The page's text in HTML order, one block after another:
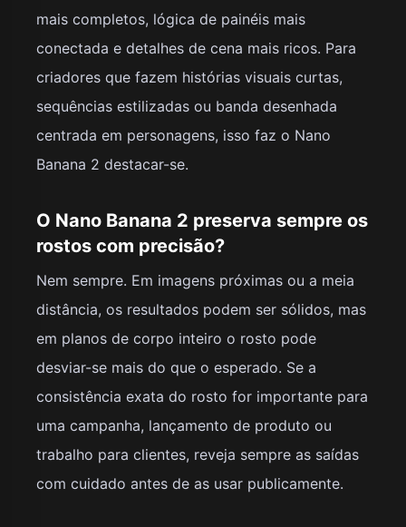
mais completos, lógica de painéis mais
conectada e detalhes de cena mais ricos. Para
criadores que fazem histórias visuais curtas,
sequências estilizadas ou banda desenhada
centrada em personagens, isso faz o Nano
Banana 2 destacar-se.
O Nano Banana 2 preserva sempre os
rostos com precisão?
Nem sempre. Em imagens próximas ou a meia
distância, os resultados podem ser sólidos, mas
em planos de corpo inteiro o rosto pode
desviar-se mais do que o esperado. Se a
consistência exata do rosto for importante para
uma campanha, lançamento de produto ou
trabalho para clientes, reveja sempre as saídas
com cuidado antes de as usar publicamente.